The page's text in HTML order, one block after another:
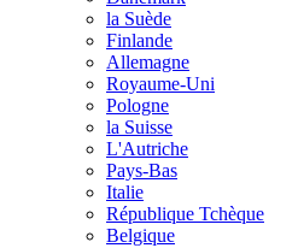
la Suède
Finlande
Allemagne
Royaume-Uni
Pologne
la Suisse
L'Autriche
Pays-Bas
Italie
République Tchèque
Belgique